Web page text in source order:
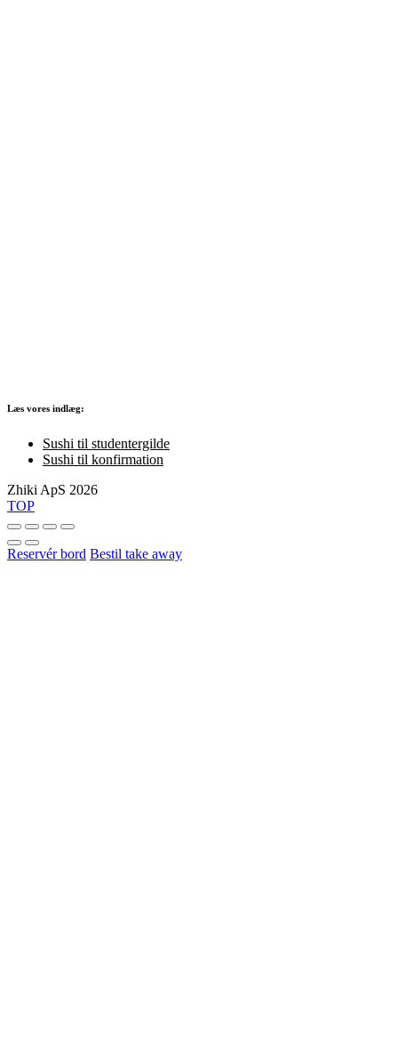
Læs vores indlæg:
Sushi til studentergilde
Sushi til konfirmation
Zhiki ApS 2026
TOP
Reservér bord Bestil take away